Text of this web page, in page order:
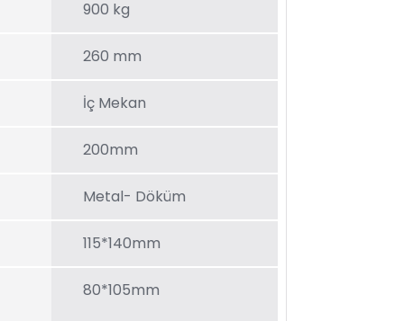
900 kg
260 mm
İç Mekan
200mm
Metal- Döküm
115*140mm
80*105mm